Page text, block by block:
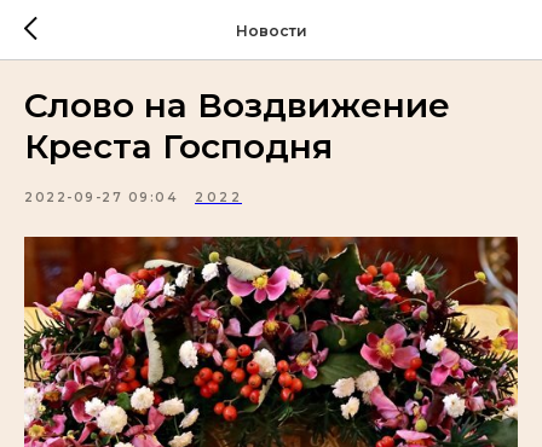
Новости
Слово на Воздвижение
Креста Господня
2022-09-27 09:04 2022